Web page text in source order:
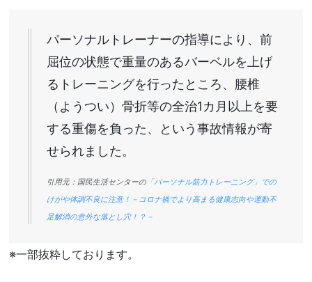
パーソナルトレーナーの指導により、前
屈位の状態で重量のあるバーベルを上げ
るトレーニングを行ったところ、腰椎
（ようつい）骨折等の全治1カ月以上を要
する重傷を負った、という事故情報が寄
せられました。
引用元：国民生活センターの「パーソナル筋力トレーニング」での
けがや体調不良に注意！－コロナ禍でより高まる健康志向や運動不
足解消の意外な落とし穴！？－
※一部抜粋しております。